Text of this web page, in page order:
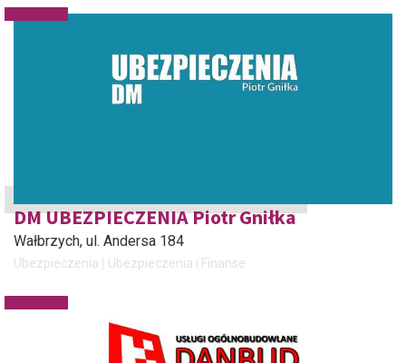
DM UBEZPIECZENIA Piotr Gniłka
Wałbrzych, ul. Andersa 184
Ubezpieczenia Ubezpieczenia i Finanse